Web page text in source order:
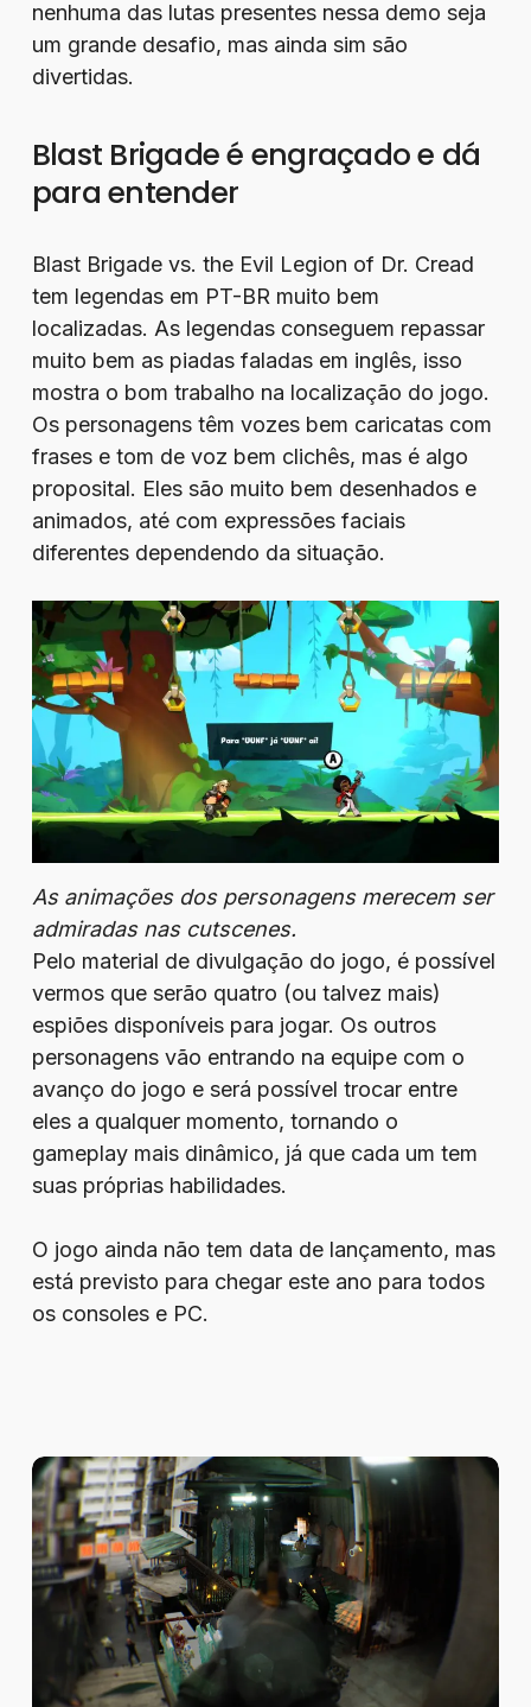
nenhuma das lutas presentes nessa demo seja
um grande desafio, mas ainda sim são
divertidas.
Blast Brigade é engraçado e dá
para entender
Blast Brigade vs. the Evil Legion of Dr. Cread
tem legendas em PT-BR muito bem
localizadas. As legendas conseguem repassar
muito bem as piadas faladas em inglês, isso
mostra o bom trabalho na localização do jogo.
Os personagens têm vozes bem caricatas com
frases e tom de voz bem clichês, mas é algo
proposital. Eles são muito bem desenhados e
animados, até com expressões faciais
diferentes dependendo da situação.
As animações dos personagens merecem ser
admiradas nas cutscenes.
Pelo material de divulgação do jogo, é possível
vermos que serão quatro (ou talvez mais)
espiões disponíveis para jogar. Os outros
personagens vão entrando na equipe com o
avanço do jogo e será possível trocar entre
eles a qualquer momento, tornando o
gameplay mais dinâmico, já que cada um tem
suas próprias habilidades.
O jogo ainda não tem data de lançamento, mas
está previsto para chegar este ano para todos
os consoles e PC.
Better
Than
Dead
mete
chumbo
grosso
realidade